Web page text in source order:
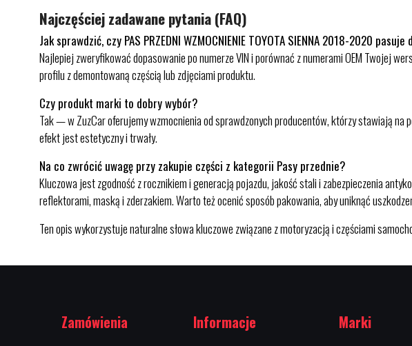
Najczęściej zadawane pytania (FAQ)
Jak sprawdzić, czy PAS PRZEDNI WZMOCNIENIE TOYOTA SIENNA 2018-2020
Najlepiej zweryfikować dopasowanie po numerze VIN i porównać z numerami OEM Twojej
profilu z demontowaną częścią lub zdjęciami produktu.
Czy produkt marki to dobry wybór?
Tak — w ZuzCar oferujemy wzmocnienia od sprawdzonych producentów, którzy stawiają
efekt jest estetyczny i trwały.
Na co zwrócić uwagę przy zakupie części z kategorii Pasy przednie?
Kluczowa jest zgodność z rocznikiem i generacją pojazdu, jakość stali i zabezpieczenia
reflektorami, maską i zderzakiem. Warto też ocenić sposób pakowania, aby uniknąć
Ten opis wykorzystuje naturalne słowa kluczowe związane z motoryzacją i częściami
Zamówienia Informacje Marki